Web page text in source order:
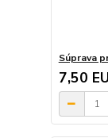
Súprava
7,50